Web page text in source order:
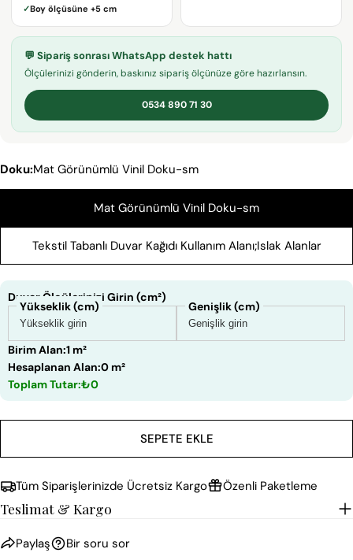
✓Boy ölçüsüne +5 cm
💬 Sipariş sonrası WhatsApp destek hattı
Ölçülerinizi gönderin, baskınız sipariş ölçünüze göre hazırlansın.
0534 890 71 30
Doku:Mat Görünümlü Vinil Doku-sm
Mat Görünümlü Vinil Doku-sm
Tekstil Tabanlı Duvar Kağıdı Kullanım Alanı;Islak Alanlar
Duvar Ölçülerinizi Girin (cm²)
Yükseklik (cm) Genişlik (cm)
Birim Alan:1 m²
Hesaplanan Alan:0 m²
Toplam Tutar:₺0
SEPETE EKLE
Tüm Siparişlerinizde Ücretsiz Kargo Özenli Paketleme
Teslimat & Kargo
Paylaş
PaylaşpaylaşPin
Bir soru sor
* işaretli alanların doldurulması zorunludur.